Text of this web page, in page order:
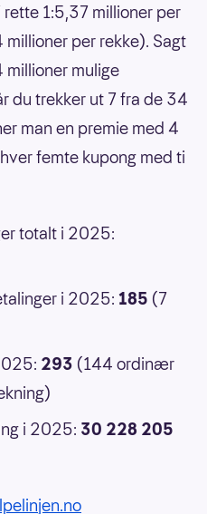
1:5,37 millioner per
per rekke). Sagt
millioner mulige
du trekker ut 7 fra de 34
man en premie med 4
femte kupong med ti
totalt i 2025:
i 2025: 185 (7
293 (144 ordinær
i 2025: 30 228 205